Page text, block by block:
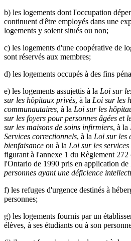
b) les logements dont l'occupation
continuent d'être employés dans une
logements y soient situés ou non;
c) les logements d'une coopérative de
sont réservés aux membres;
d) les logements occupés à des fins
e) les logements assujettis à la Loi sur
sur les hôpitaux privés, à la Loi sur les
communautaires, à la Loi sur les
sur les foyers pour personnes âgées et
sur les maisons de soins infirmiers, à la
Services correctionnels, à la Loi sur les
bienfaisance ou à la Loi sur les
figurant à l'annexe 1 du Règlement 272
l'Ontario de 1990 pris en application de
personnes ayant une déficience
f) les refuges d'urgence destinés à
personnes;
g) les logements fournis par un
élèves, à ses étudiants ou à son